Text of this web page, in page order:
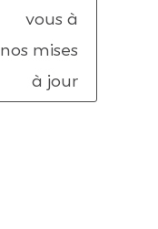
vous à
nos mises
à jour